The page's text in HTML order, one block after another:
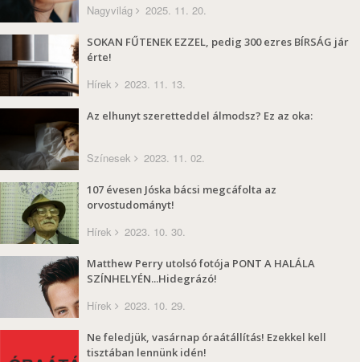
Nagyvilág 2025. 11. 20.
SOKAN FŰTENEK EZZEL, pedig 300 ezres BÍRSÁG jár
érte!
Hírek 2023. 11. 13.
Az elhunyt szeretteddel álmodsz? Ez az oka:
Színesek 2023. 11. 02.
107 évesen Jóska bácsi megcáfolta az
orvostudományt!
Hírek 2023. 10. 30.
Matthew Perry utolsó fotója PONT A HALÁLA
SZÍNHELYÉN...Hidegrázó!
Hírek 2023. 10. 29.
Ne feledjük, vasárnap óraátállítás! Ezekkel kell
tisztában lennünk idén!